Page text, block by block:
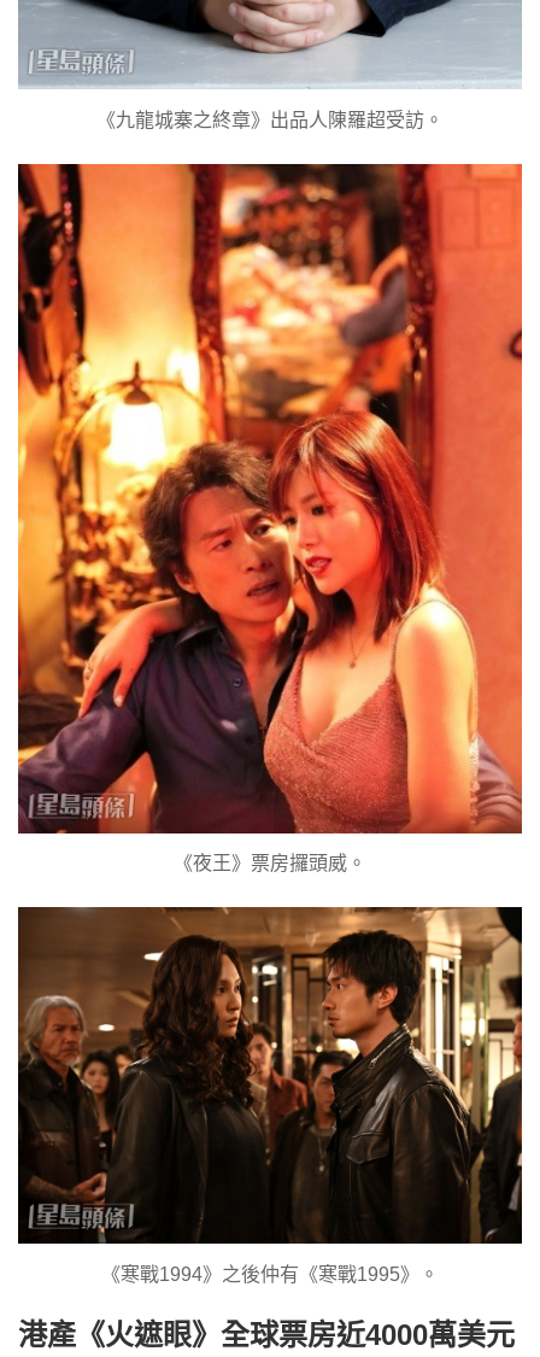
《九龍城寨之終章》出品人陳羅超受訪。
《夜王》票房攞頭威。
《寒戰1994》之後仲有《寒戰1995》。
港產《火遮眼》全球票房近4000萬美元